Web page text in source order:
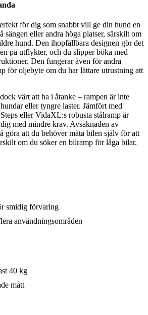
för dig som snabbt vill ge din hund en
sängen eller andra höga platser, särskilt om
hund. Den ihopfällbara designen gör det
på utflykter, och du slipper böka med
Den fungerar även för andra
för oljebyte om du har lättare utrustning att
värt att ha i åtanke – rampen är inte
eller tyngre laster. Jämfört med
eller VidaXL:s robusta stålramp är
med mindre krav. Avsaknaden av
göra att du behöver mäta bilen själv för att
om du söker en bilramp för låga bilar.
smidig förvaring
användningsområden
40 kg
mått